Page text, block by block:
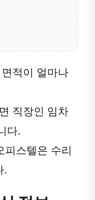
적이 얼마나
직장인 임차
다.
피스텔은 수리
.